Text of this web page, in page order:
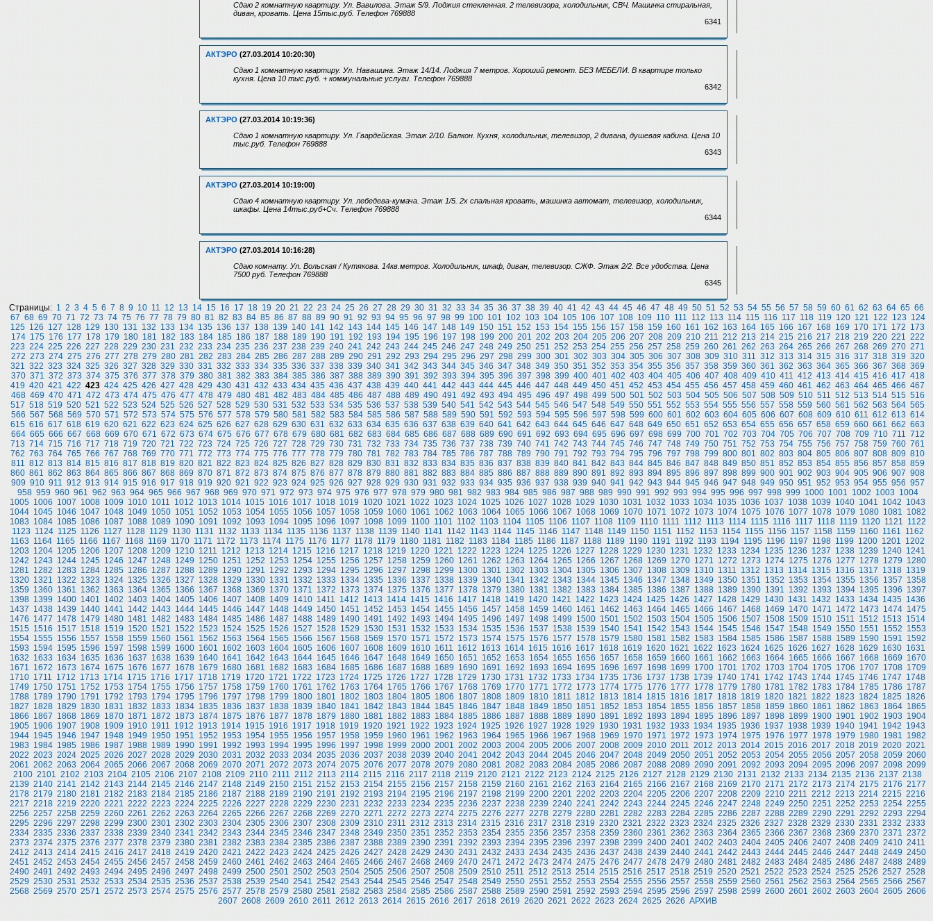
Сдаю 2 комнатную квартиру. Ул. Вавилова. Этаж 5/9. Лоджия стекленная. 2 телевизора, холодильник, СВЧ. Машинка стиральная,
диван, кровать. Цена 15тыс.руб. Телефон 769888
6341
АКТЭРО (27.03.2014 10:20:30)
Сдаю 1 комнатную квартиру. Ул. Навашина. Этаж 14/14. Лоджия 7 метров. Хороший ремонт. БЕЗ МЕБЕЛИ. В квартире только
кухня. Цена 10 тыс.руб. + коммунальные услуги. Телефон 769888
6342
АКТЭРО (27.03.2014 10:19:36)
Сдаю 1 комнатную квартиру. Ул. Гвардейская. Этаж 2/10. Балкон. Кухня, холодильник, телевизор, 2 дивана, душевая кабина. Цена 10
тыс.руб. Телефон 769888
6343
АКТЭРО (27.03.2014 10:19:00)
Сдаю 4 комнатную квартиру. Ул. лебедева-кумача. Этаж 1/5. 2х спальная кровать, машинка автомат, телевизор, холодильник,
шкафы. Цена 14тыс.руб+Сч. Телефон 769888
6344
АКТЭРО (27.03.2014 10:16:28)
Сдаю комнату. Ул. Вольская / Кутякова. 14кв.метров. Холодильник, шкаф, диван, телевизор. СЖФ. Этаж 2/2. Все удобства. Цена
7500 руб. Телефон 769888
6345
Страницы: 1 2 3 4 5 6 7 8 9 10 11 12 13 14 15 16 17 18 19 20 21 22 23 24 25 26 27 28 29 30 31 32 33 34 35 36 37 38 39 40 41 42 43 44 45 46 47 48 49 50 51 52 53 54 55 56 57 58 59 60 61 62 63 64 65 66
67 68 69 70 71 72 73 74 75 76 77 78 79 80 81 82 83 84 85 86 87 88 89 90 91 92 93 94 95 96 97 98 99 100 101 102 103 104 105 106 107 108 109 110 111 112 113 114 115 116 117 118 119 120 121 122 123 124
125 126 127 128 129 130 131 132 133 134 135 136 137 138 139 140 141 142 143 144 145 146 147 148 149 150 151 152 153 154 155 156 157 158 159 160 161 162 163 164 165 166 167 168 169 170 171 172 173
174 175 176 177 178 179 180 181 182 183 184 185 186 187 188 189 190 191 192 193 194 195 196 197 198 199 200 201 202 203 204 205 206 207 208 209 210 211 212 213 214 215 216 217 218 219 220 221 222
223 224 225 226 227 228 229 230 231 232 233 234 235 236 237 238 239 240 241 242 243 244 245 246 247 248 249 250 251 252 253 254 255 256 257 258 259 260 261 262 263 264 265 266 267 268 269 270 271
272 273 274 275 276 277 278 279 280 281 282 283 284 285 286 287 288 289 290 291 292 293 294 295 296 297 298 299 300 301 302 303 304 305 306 307 308 309 310 311 312 313 314 315 316 317 318 319 320
321 322 323 324 325 326 327 328 329 330 331 332 333 334 335 336 337 338 339 340 341 342 343 344 345 346 347 348 349 350 351 352 353 354 355 356 357 358 359 360 361 362 363 364 365 366 367 368 369
370 371 372 373 374 375 376 377 378 379 380 381 382 383 384 385 386 387 388 389 390 391 392 393 394 395 396 397 398 399 400 401 402 403 404 405 406 407 408 409 410 411 412 413 414 415 416 417 418
419 420 421 422 423 424 425 426 427 428 429 430 431 432 433 434 435 436 437 438 439 440 441 442 443 444 445 446 447 448 449 450 451 452 453 454 455 456 457 458 459 460 461 462 463 464 465 466 467
468 469 470 471 472 473 474 475 476 477 478 479 480 481 482 483 484 485 486 487 488 489 490 491 492 493 494 495 496 497 498 499 500 501 502 503 504 505 506 507 508 509 510 511 512 513 514 515 516
517 518 519 520 521 522 523 524 525 526 527 528 529 530 531 532 533 534 535 536 537 538 539 540 541 542 543 544 545 546 547 548 549 550 551 552 553 554 555 556 557 558 559 560 561 562 563 564 565
566 567 568 569 570 571 572 573 574 575 576 577 578 579 580 581 582 583 584 585 586 587 588 589 590 591 592 593 594 595 596 597 598 599 600 601 602 603 604 605 606 607 608 609 610 611 612 613 614
615 616 617 618 619 620 621 622 623 624 625 626 627 628 629 630 631 632 633 634 635 636 637 638 639 640 641 642 643 644 645 646 647 648 649 650 651 652 653 654 655 656 657 658 659 660 661 662 663
664 665 666 667 668 669 670 671 672 673 674 675 676 677 678 679 680 681 682 683 684 685 686 687 688 689 690 691 692 693 694 695 696 697 698 699 700 701 702 703 704 705 706 707 708 709 710 711 712
713 714 715 716 717 718 719 720 721 722 723 724 725 726 727 728 729 730 731 732 733 734 735 736 737 738 739 740 741 742 743 744 745 746 747 748 749 750 751 752 753 754 755 756 757 758 759 760 761
762 763 764 765 766 767 768 769 770 771 772 773 774 775 776 777 778 779 780 781 782 783 784 785 786 787 788 789 790 791 792 793 794 795 796 797 798 799 800 801 802 803 804 805 806 807 808 809 810
811 812 813 814 815 816 817 818 819 820 821 822 823 824 825 826 827 828 829 830 831 832 833 834 835 836 837 838 839 840 841 842 843 844 845 846 847 848 849 850 851 852 853 854 855 856 857 858 859
860 861 862 863 864 865 866 867 868 869 870 871 872 873 874 875 876 877 878 879 880 881 882 883 884 885 886 887 888 889 890 891 892 893 894 895 896 897 898 899 900 901 902 903 904 905 906 907 908
909 910 911 912 913 914 915 916 917 918 919 920 921 922 923 924 925 926 927 928 929 930 931 932 933 934 935 936 937 938 939 940 941 942 943 944 945 946 947 948 949 950 951 952 953 954 955 956 957
958 959 960 961 962 963 964 965 966 967 968 969 970 971 972 973 974 975 976 977 978 979 980 981 982 983 984 985 986 987 988 989 990 991 992 993 994 995 996 997 998 999 1000 1001 1002 1003 1004
1005 1006 1007 1008 1009 1010 1011 1012 1013 1014 1015 1016 1017 1018 1019 1020 1021 1022 1023 1024 1025 1026 1027 1028 1029 1030 1031 1032 1033 1034 1035 1036 1037 1038 1039 1040 1041 1042 1043
1044 1045 1046 1047 1048 1049 1050 1051 1052 1053 1054 1055 1056 1057 1058 1059 1060 1061 1062 1063 1064 1065 1066 1067 1068 1069 1070 1071 1072 1073 1074 1075 1076 1077 1078 1079 1080 1081 1082
1083 1084 1085 1086 1087 1088 1089 1090 1091 1092 1093 1094 1095 1096 1097 1098 1099 1100 1101 1102 1103 1104 1105 1106 1107 1108 1109 1110 1111 1112 1113 1114 1115 1116 1117 1118 1119 1120 1121 1122
1123 1124 1125 1126 1127 1128 1129 1130 1131 1132 1133 1134 1135 1136 1137 1138 1139 1140 1141 1142 1143 1144 1145 1146 1147 1148 1149 1150 1151 1152 1153 1154 1155 1156 1157 1158 1159 1160 1161 1162
1163 1164 1165 1166 1167 1168 1169 1170 1171 1172 1173 1174 1175 1176 1177 1178 1179 1180 1181 1182 1183 1184 1185 1186 1187 1188 1189 1190 1191 1192 1193 1194 1195 1196 1197 1198 1199 1200 1201 1202
1203 1204 1205 1206 1207 1208 1209 1210 1211 1212 1213 1214 1215 1216 1217 1218 1219 1220 1221 1222 1223 1224 1225 1226 1227 1228 1229 1230 1231 1232 1233 1234 1235 1236 1237 1238 1239 1240 1241
1242 1243 1244 1245 1246 1247 1248 1249 1250 1251 1252 1253 1254 1255 1256 1257 1258 1259 1260 1261 1262 1263 1264 1265 1266 1267 1268 1269 1270 1271 1272 1273 1274 1275 1276 1277 1278 1279 1280
1281 1282 1283 1284 1285 1286 1287 1288 1289 1290 1291 1292 1293 1294 1295 1296 1297 1298 1299 1300 1301 1302 1303 1304 1305 1306 1307 1308 1309 1310 1311 1312 1313 1314 1315 1316 1317 1318 1319
1320 1321 1322 1323 1324 1325 1326 1327 1328 1329 1330 1331 1332 1333 1334 1335 1336 1337 1338 1339 1340 1341 1342 1343 1344 1345 1346 1347 1348 1349 1350 1351 1352 1353 1354 1355 1356 1357 1358
1359 1360 1361 1362 1363 1364 1365 1366 1367 1368 1369 1370 1371 1372 1373 1374 1375 1376 1377 1378 1379 1380 1381 1382 1383 1384 1385 1386 1387 1388 1389 1390 1391 1392 1393 1394 1395 1396 1397
1398 1399 1400 1401 1402 1403 1404 1405 1406 1407 1408 1409 1410 1411 1412 1413 1414 1415 1416 1417 1418 1419 1420 1421 1422 1423 1424 1425 1426 1427 1428 1429 1430 1431 1432 1433 1434 1435 1436
1437 1438 1439 1440 1441 1442 1443 1444 1445 1446 1447 1448 1449 1450 1451 1452 1453 1454 1455 1456 1457 1458 1459 1460 1461 1462 1463 1464 1465 1466 1467 1468 1469 1470 1471 1472 1473 1474 1475
1476 1477 1478 1479 1480 1481 1482 1483 1484 1485 1486 1487 1488 1489 1490 1491 1492 1493 1494 1495 1496 1497 1498 1499 1500 1501 1502 1503 1504 1505 1506 1507 1508 1509 1510 1511 1512 1513 1514
1515 1516 1517 1518 1519 1520 1521 1522 1523 1524 1525 1526 1527 1528 1529 1530 1531 1532 1533 1534 1535 1536 1537 1538 1539 1540 1541 1542 1543 1544 1545 1546 1547 1548 1549 1550 1551 1552 1553
1554 1555 1556 1557 1558 1559 1560 1561 1562 1563 1564 1565 1566 1567 1568 1569 1570 1571 1572 1573 1574 1575 1576 1577 1578 1579 1580 1581 1582 1583 1584 1585 1586 1587 1588 1589 1590 1591 1592
1593 1594 1595 1596 1597 1598 1599 1600 1601 1602 1603 1604 1605 1606 1607 1608 1609 1610 1611 1612 1613 1614 1615 1616 1617 1618 1619 1620 1621 1622 1623 1624 1625 1626 1627 1628 1629 1630 1631
1632 1633 1634 1635 1636 1637 1638 1639 1640 1641 1642 1643 1644 1645 1646 1647 1648 1649 1650 1651 1652 1653 1654 1655 1656 1657 1658 1659 1660 1661 1662 1663 1664 1665 1666 1667 1668 1669 1670
1671 1672 1673 1674 1675 1676 1677 1678 1679 1680 1681 1682 1683 1684 1685 1686 1687 1688 1689 1690 1691 1692 1693 1694 1695 1696 1697 1698 1699 1700 1701 1702 1703 1704 1705 1706 1707 1708 1709
1710 1711 1712 1713 1714 1715 1716 1717 1718 1719 1720 1721 1722 1723 1724 1725 1726 1727 1728 1729 1730 1731 1732 1733 1734 1735 1736 1737 1738 1739 1740 1741 1742 1743 1744 1745 1746 1747 1748
1749 1750 1751 1752 1753 1754 1755 1756 1757 1758 1759 1760 1761 1762 1763 1764 1765 1766 1767 1768 1769 1770 1771 1772 1773 1774 1775 1776 1777 1778 1779 1780 1781 1782 1783 1784 1785 1786 1787
1788 1789 1790 1791 1792 1793 1794 1795 1796 1797 1798 1799 1800 1801 1802 1803 1804 1805 1806 1807 1808 1809 1810 1811 1812 1813 1814 1815 1816 1817 1818 1819 1820 1821 1822 1823 1824 1825 1826
1827 1828 1829 1830 1831 1832 1833 1834 1835 1836 1837 1838 1839 1840 1841 1842 1843 1844 1845 1846 1847 1848 1849 1850 1851 1852 1853 1854 1855 1856 1857 1858 1859 1860 1861 1862 1863 1864 1865
1866 1867 1868 1869 1870 1871 1872 1873 1874 1875 1876 1877 1878 1879 1880 1881 1882 1883 1884 1885 1886 1887 1888 1889 1890 1891 1892 1893 1894 1895 1896 1897 1898 1899 1900 1901 1902 1903 1904
1905 1906 1907 1908 1909 1910 1911 1912 1913 1914 1915 1916 1917 1918 1919 1920 1921 1922 1923 1924 1925 1926 1927 1928 1929 1930 1931 1932 1933 1934 1935 1936 1937 1938 1939 1940 1941 1942 1943
1944 1945 1946 1947 1948 1949 1950 1951 1952 1953 1954 1955 1956 1957 1958 1959 1960 1961 1962 1963 1964 1965 1966 1967 1968 1969 1970 1971 1972 1973 1974 1975 1976 1977 1978 1979 1980 1981 1982
1983 1984 1985 1986 1987 1988 1989 1990 1991 1992 1993 1994 1995 1996 1997 1998 1999 2000 2001 2002 2003 2004 2005 2006 2007 2008 2009 2010 2011 2012 2013 2014 2015 2016 2017 2018 2019 2020 2021
2022 2023 2024 2025 2026 2027 2028 2029 2030 2031 2032 2033 2034 2035 2036 2037 2038 2039 2040 2041 2042 2043 2044 2045 2046 2047 2048 2049 2050 2051 2052 2053 2054 2055 2056 2057 2058 2059 2060
2061 2062 2063 2064 2065 2066 2067 2068 2069 2070 2071 2072 2073 2074 2075 2076 2077 2078 2079 2080 2081 2082 2083 2084 2085 2086 2087 2088 2089 2090 2091 2092 2093 2094 2095 2096 2097 2098 2099
2100 2101 2102 2103 2104 2105 2106 2107 2108 2109 2110 2111 2112 2113 2114 2115 2116 2117 2118 2119 2120 2121 2122 2123 2124 2125 2126 2127 2128 2129 2130 2131 2132 2133 2134 2135 2136 2137 2138
2139 2140 2141 2142 2143 2144 2145 2146 2147 2148 2149 2150 2151 2152 2153 2154 2155 2156 2157 2158 2159 2160 2161 2162 2163 2164 2165 2166 2167 2168 2169 2170 2171 2172 2173 2174 2175 2176 2177
2178 2179 2180 2181 2182 2183 2184 2185 2186 2187 2188 2189 2190 2191 2192 2193 2194 2195 2196 2197 2198 2199 2200 2201 2202 2203 2204 2205 2206 2207 2208 2209 2210 2211 2212 2213 2214 2215 2216
2217 2218 2219 2220 2221 2222 2223 2224 2225 2226 2227 2228 2229 2230 2231 2232 2233 2234 2235 2236 2237 2238 2239 2240 2241 2242 2243 2244 2245 2246 2247 2248 2249 2250 2251 2252 2253 2254 2255
2256 2257 2258 2259 2260 2261 2262 2263 2264 2265 2266 2267 2268 2269 2270 2271 2272 2273 2274 2275 2276 2277 2278 2279 2280 2281 2282 2283 2284 2285 2286 2287 2288 2289 2290 2291 2292 2293 2294
2295 2296 2297 2298 2299 2300 2301 2302 2303 2304 2305 2306 2307 2308 2309 2310 2311 2312 2313 2314 2315 2316 2317 2318 2319 2320 2321 2322 2323 2324 2325 2326 2327 2328 2329 2330 2331 2332 2333
2334 2335 2336 2337 2338 2339 2340 2341 2342 2343 2344 2345 2346 2347 2348 2349 2350 2351 2352 2353 2354 2355 2356 2357 2358 2359 2360 2361 2362 2363 2364 2365 2366 2367 2368 2369 2370 2371 2372
2373 2374 2375 2376 2377 2378 2379 2380 2381 2382 2383 2384 2385 2386 2387 2388 2389 2390 2391 2392 2393 2394 2395 2396 2397 2398 2399 2400 2401 2402 2403 2404 2405 2406 2407 2408 2409 2410 2411
2412 2413 2414 2415 2416 2417 2418 2419 2420 2421 2422 2423 2424 2425 2426 2427 2428 2429 2430 2431 2432 2433 2434 2435 2436 2437 2438 2439 2440 2441 2442 2443 2444 2445 2446 2447 2448 2449 2450
2451 2452 2453 2454 2455 2456 2457 2458 2459 2460 2461 2462 2463 2464 2465 2466 2467 2468 2469 2470 2471 2472 2473 2474 2475 2476 2477 2478 2479 2480 2481 2482 2483 2484 2485 2486 2487 2488 2489
2490 2491 2492 2493 2494 2495 2496 2497 2498 2499 2500 2501 2502 2503 2504 2505 2506 2507 2508 2509 2510 2511 2512 2513 2514 2515 2516 2517 2518 2519 2520 2521 2522 2523 2524 2525 2526 2527 2528
2529 2530 2531 2532 2533 2534 2535 2536 2537 2538 2539 2540 2541 2542 2543 2544 2545 2546 2547 2548 2549 2550 2551 2552 2553 2554 2555 2556 2557 2558 2559 2560 2561 2562 2563 2564 2565 2566 2567
2568 2569 2570 2571 2572 2573 2574 2575 2576 2577 2578 2579 2580 2581 2582 2583 2584 2585 2586 2587 2588 2589 2590 2591 2592 2593 2594 2595 2596 2597 2598 2599 2600 2601 2602 2603 2604 2605 2606
2607 2608 2609 2610 2611 2612 2613 2614 2615 2616 2617 2618 2619 2620 2621 2622 2623 2624 2625 2626 АРХИВ